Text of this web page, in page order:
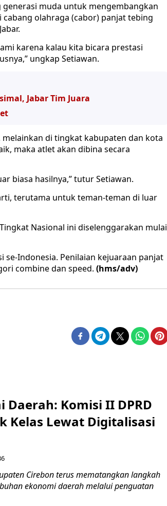
muda untuk mengembangkan
olahraga (cabor) panjat tebing
karena kalau kita bicara prestasi
ungkap Setiawan.
Jabar Tim Juara
di tingkat kabupaten dan kota
maka atlet akan dibina secara
biasa hasilnya,” tutur Setiawan.
terutama untuk teman-teman di luar
Nasional ini diselenggarakan mulai
se-Indonesia. Penilaian kejuaraan panjat
combine dan speed. (hms/adv)
Daerah: Komisi II DPRD
Kelas Lewat Digitalisasi
Cirebon terus mematangkan langkah
ekonomi daerah melalui penguatan